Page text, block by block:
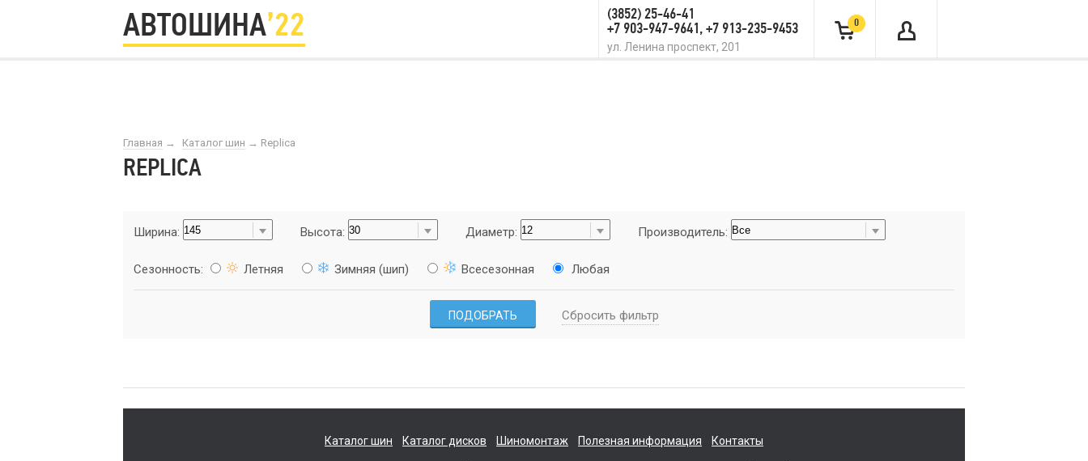
АВТОШИНА’22
(3852) 25-46-41
+7 903-947-9641, +7 913-235-9453
ул. Ленина проспект, 201
0
Главная → Каталог шин → Replica
REPLICA
Ширина: Высота: Диаметр: Производитель:
Сезонность: Летняя Зимняя (шип) Всесезонная Любая
Сбросить фильтр
Каталог шин Каталог дисков Шиномонтаж Полезная информация Контакты